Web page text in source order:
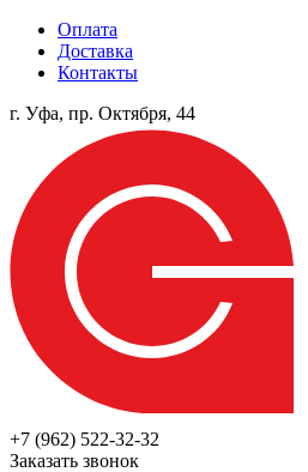
Оплата
Доставка
Контакты
г. Уфа, пр. Октября, 44
+7 (962) 522-32-32
Заказать звонок